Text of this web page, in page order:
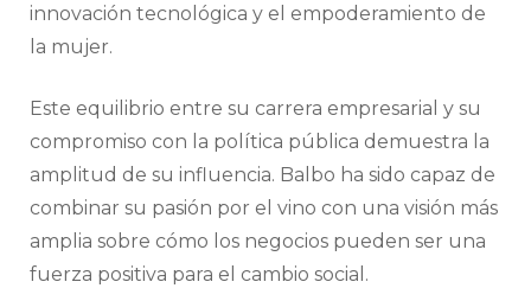
innovación tecnológica y el empoderamiento de
la mujer.
Este equilibrio entre su carrera empresarial y su
compromiso con la política pública demuestra la
amplitud de su influencia. Balbo ha sido capaz de
combinar su pasión por el vino con una visión más
amplia sobre cómo los negocios pueden ser una
fuerza positiva para el cambio social.